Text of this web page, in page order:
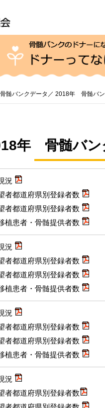
骨髄バンクのボランティア活動私たち
骨髄バンクデータ ／ 2018年 骨髄バン
年 骨髄バン
況
者都道府県別登録者数
者都道府県別登録者数
植患者・骨髄提供者数
況
者都道府県別登録者数
者都道府県別登録者数
植患者・骨髄提供者数
況
者都道府県別登録者数
者都道府県別登録者数
植患者・骨髄提供者数
況
者都道府県別登録者数